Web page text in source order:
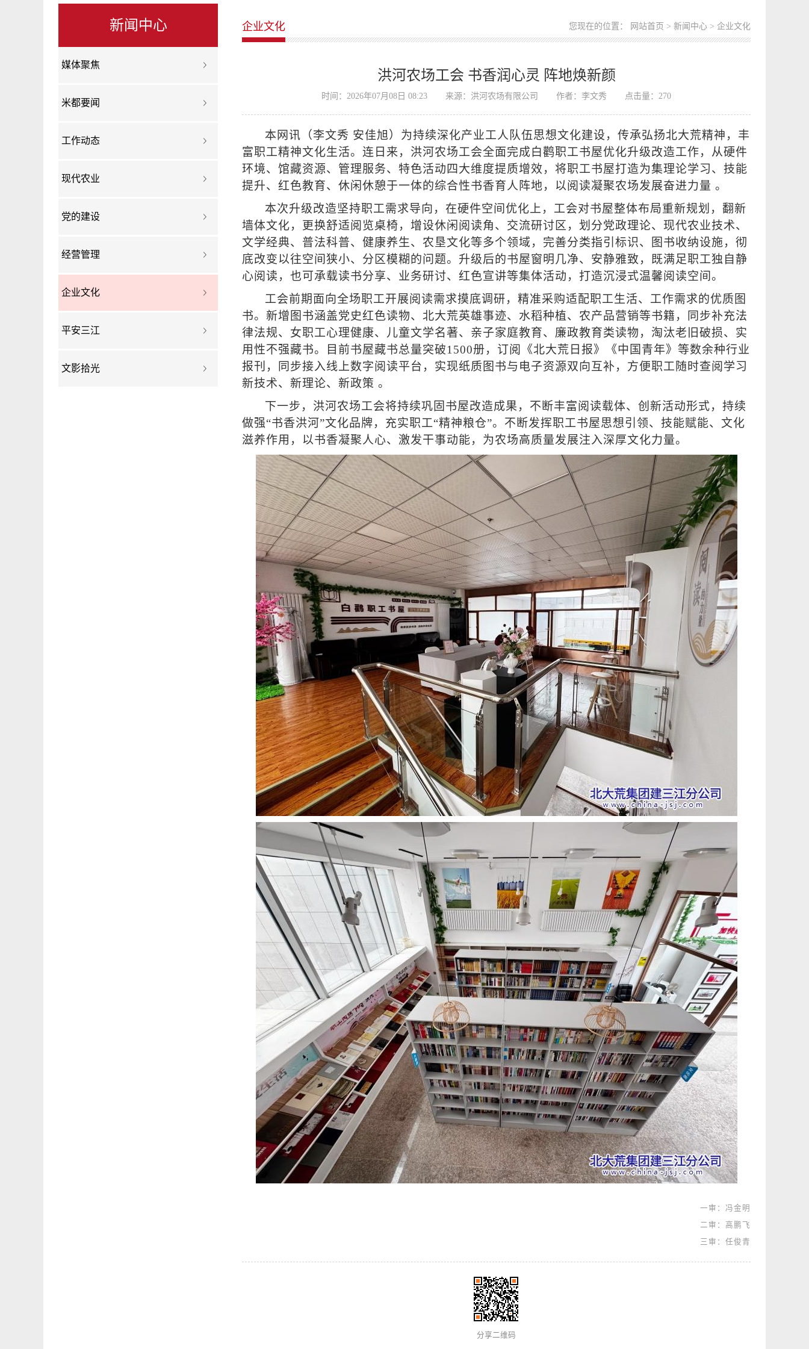
新闻中心
媒体聚焦
米都要闻
工作动态
现代农业
党的建设
经营管理
企业文化
平安三江
文影拾光
企业文化 您现在的位置： 网站首页 > 新闻中心 > 企业文化
洪河农场工会 书香润心灵 阵地焕新颜
时间：2026年07月08日 08:23 来源：洪河农场有限公司 作者：李文秀 点击量： 270
本网讯（李文秀 安佳旭）为持续深化产业工人队伍思想文化建设，传承弘扬北大荒精神，丰
富职工精神文化生活。连日来，洪河农场工会全面完成白鹳职工书屋优化升级改造工作，从硬件
环境、馆藏资源、管理服务、特色活动四大维度提质增效，将职工书屋打造为集理论学习、技能
提升、红色教育、休闲休憩于一体的综合性书香育人阵地，以阅读凝聚农场发展奋进力量 。
本次升级改造坚持职工需求导向，在硬件空间优化上，工会对书屋整体布局重新规划，翻新
墙体文化，更换舒适阅览桌椅，增设休闲阅读角、交流研讨区，划分党政理论、现代农业技术、
文学经典、普法科普、健康养生、农垦文化等多个领域，完善分类指引标识、图书收纳设施，彻
底改变以往空间狭小、分区模糊的问题。升级后的书屋窗明几净、安静雅致，既满足职工独自静
心阅读，也可承载读书分享、业务研讨、红色宣讲等集体活动，打造沉浸式温馨阅读空间。
工会前期面向全场职工开展阅读需求摸底调研，精准采购适配职工生活、工作需求的优质图
书。新增图书涵盖党史红色读物、北大荒英雄事迹、水稻种植、农产品营销等书籍，同步补充法
律法规、女职工心理健康、儿童文学名著、亲子家庭教育、廉政教育类读物，淘汰老旧破损、实
用性不强藏书。目前书屋藏书总量突破1500册，订阅《北大荒日报》《中国青年》等数余种行业
报刊，同步接入线上数字阅读平台，实现纸质图书与电子资源双向互补，方便职工随时查阅学习
新技术、新理论、新政策 。
下一步，洪河农场工会将持续巩固书屋改造成果，不断丰富阅读载体、创新活动形式，持续
做强“书香洪河”文化品牌，充实职工“精神粮仓”。不断发挥职工书屋思想引领、技能赋能、文化
滋养作用，以书香凝聚人心、激发干事动能，为农场高质量发展注入深厚文化力量。
一审：冯金明
二审：高鹏飞
三审：任俊青
分享二维码